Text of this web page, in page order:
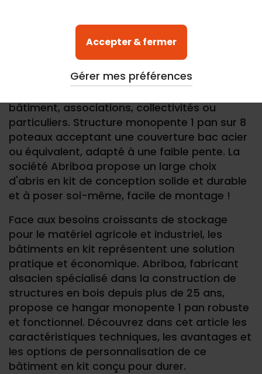
Accepter & fermer
Gérer mes préférences
Un Hangar en kit en bois monopente 1 pan.
Hangar en kit en boisindépendant idéal pour
le stockage et abriter les gros véhicules.
bâtiment, associations, collectivités ou
particuliers. Structure monopente 1 pan sur 8
poteaux acceptant une couverture bac acier
ou équivalent, adapté à une faible pente. La
société Abriboa propose un large choix
d'abris en kit de conception solide et durable
et à poser soi-même, facile de montage !
Face aux besoins croissants de stockage
pour le matériel agricole et industriel, les
bâtiments en kit représentent une solution
pratique et économique. Abriboa, fabricant
alsacien spécialisé dans la construction de
structures en bois depuis plus de 25 ans,
propose ce hangar monopente 1 pan robuste
et fonctionnel. Découvrez dans cet article les
caractéristiques techniques, les avantages et
les options de personnalisation de ce
bâtiment en kit conçu pour durer.